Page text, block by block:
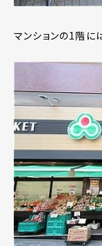
マンションの1階に